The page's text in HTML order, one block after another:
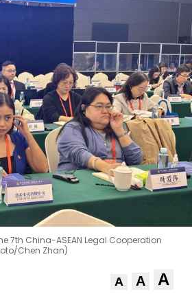
7th China-ASEAN Legal Cooperation
Chen Zhan)
A A A